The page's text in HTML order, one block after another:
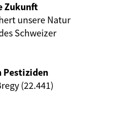
Zukunft
unsere Natur
Schweizer
Pestiziden
(22.441)